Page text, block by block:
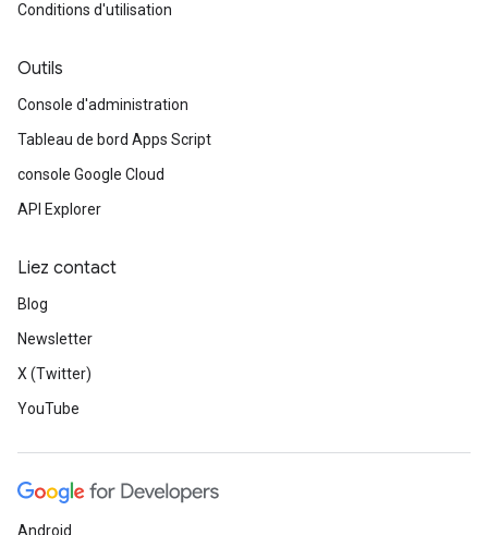
Conditions d'utilisation
Outils
Console d'administration
Tableau de bord Apps Script
console Google Cloud
API Explorer
Liez contact
Blog
Newsletter
X (Twitter)
YouTube
Android